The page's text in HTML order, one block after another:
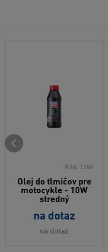
Kód: 1506
Olej do tlmičov pre
motocykle - 10W
stredný
na dotaz
na dotaz